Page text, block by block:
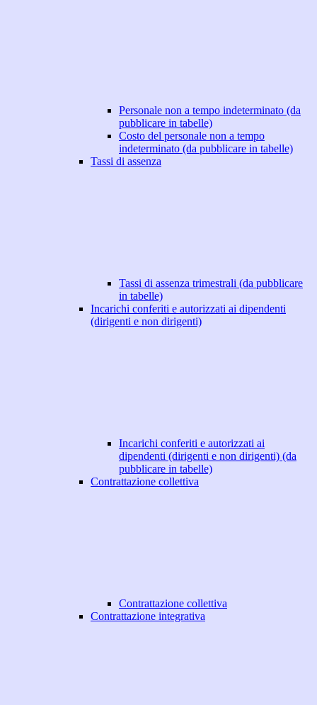
Personale non a tempo indeterminato (da
pubblicare in tabelle)
Costo del personale non a tempo
indeterminato (da pubblicare in tabelle)
Tassi di assenza
Tassi di assenza trimestrali (da pubblicare
in tabelle)
Incarichi conferiti e autorizzati ai dipendenti
(dirigenti e non dirigenti)
Incarichi conferiti e autorizzati ai
dipendenti (dirigenti e non dirigenti) (da
pubblicare in tabelle)
Contrattazione collettiva
Contrattazione collettiva
Contrattazione integrativa